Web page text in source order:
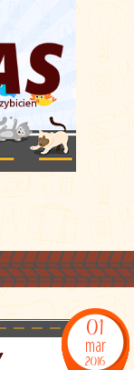
01
mar
2016